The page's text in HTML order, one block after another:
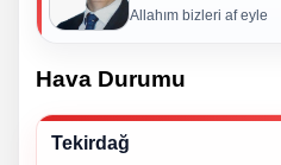
Allahım bizleri af eyle
Hava Durumu
Tekirdağ